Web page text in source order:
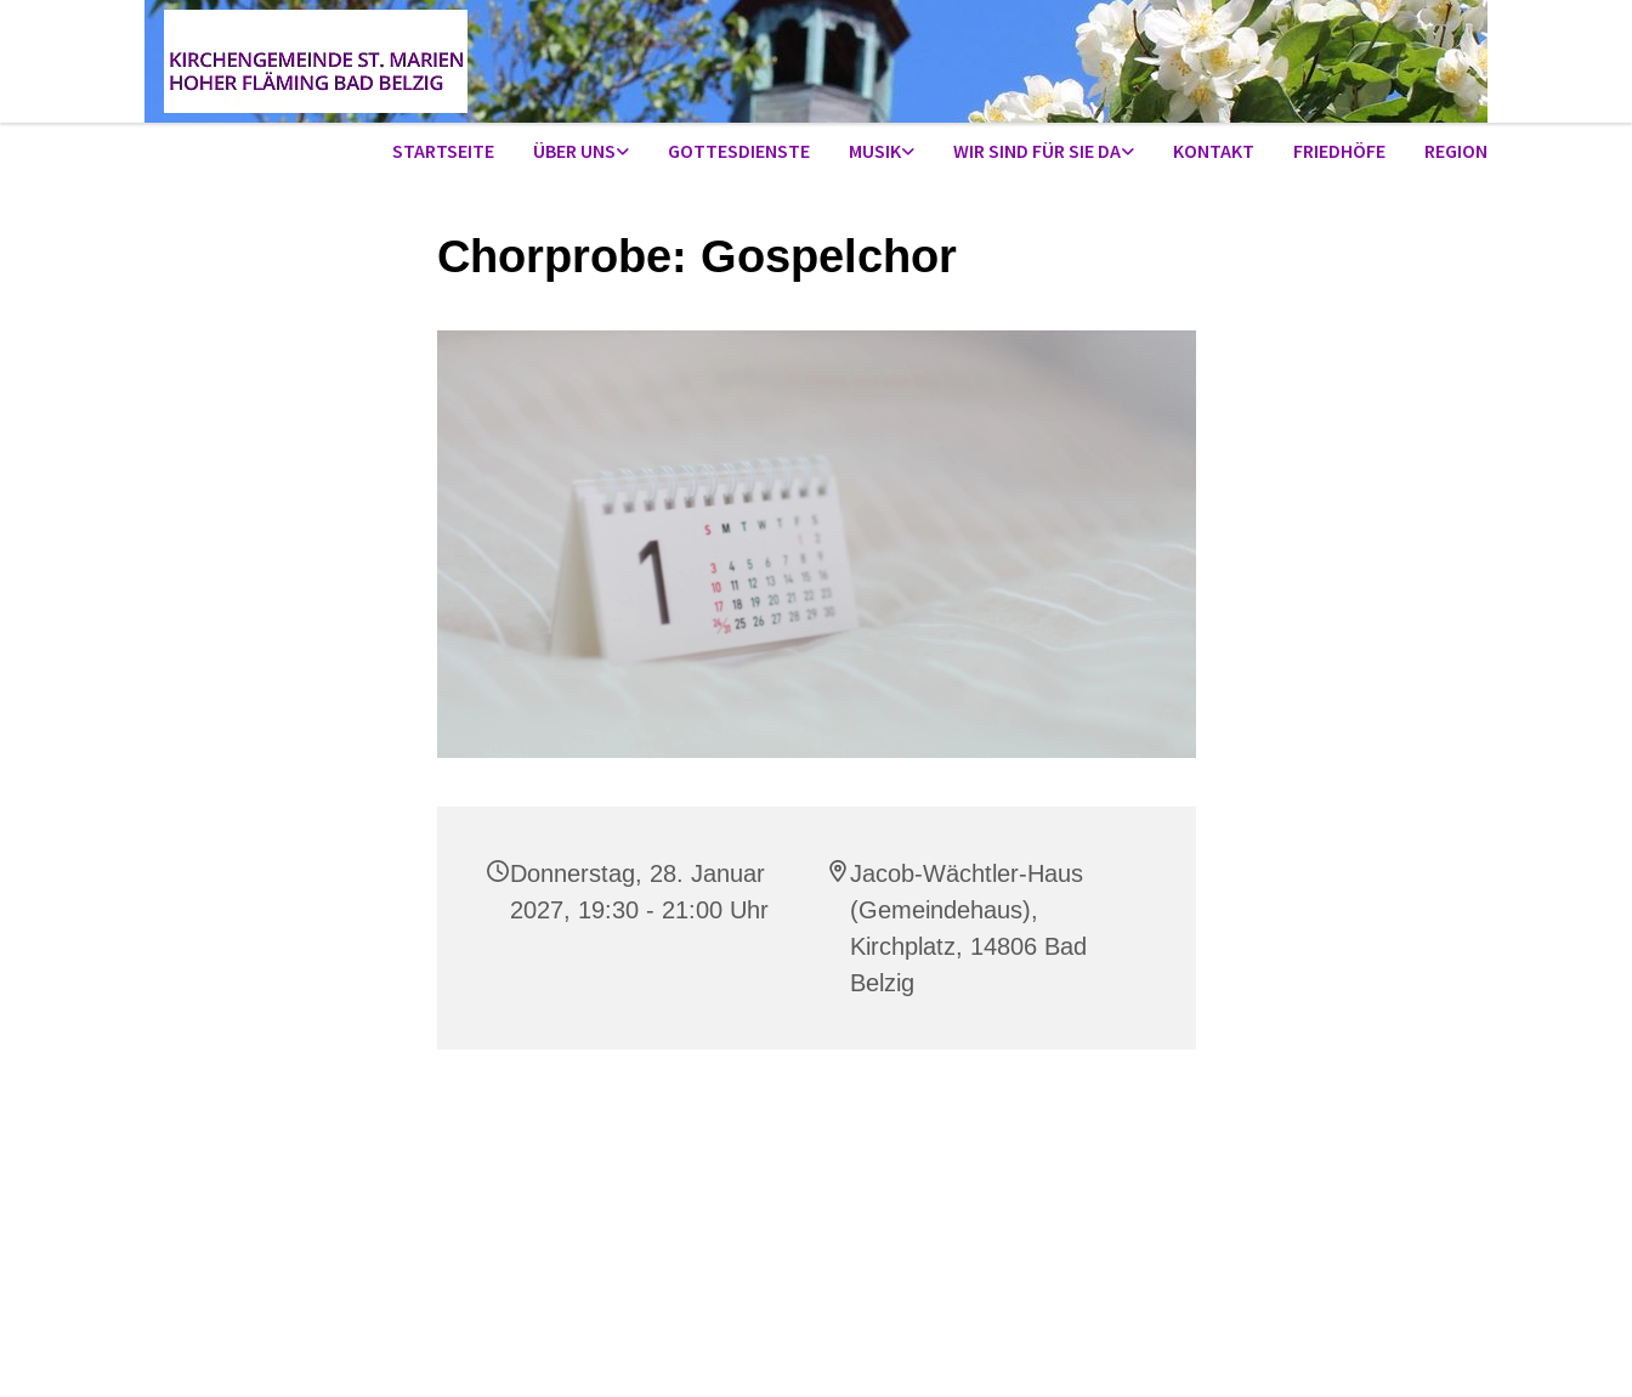
STARTSEITE ÜBER UNS GOTTESDIENSTE MUSIK WIR SIND FÜR SIE DA KONTAKT FRIEDHÖFE REGION
Chorprobe: Gospelchor
Donnerstag, 28. Januar
2027, 19:30 - 21:00 Uhr
Jacob-Wächtler-Haus
(Gemeindehaus),
Kirchplatz, 14806 Bad
Belzig